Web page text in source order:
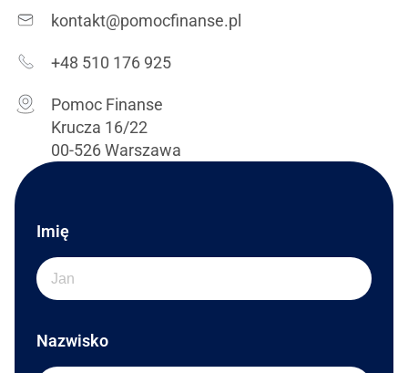
kontakt@pomocfinanse.pl
+48 510 176 925
Pomoc Finanse
Krucza 16/22
00-526 Warszawa
Imię
Nazwisko